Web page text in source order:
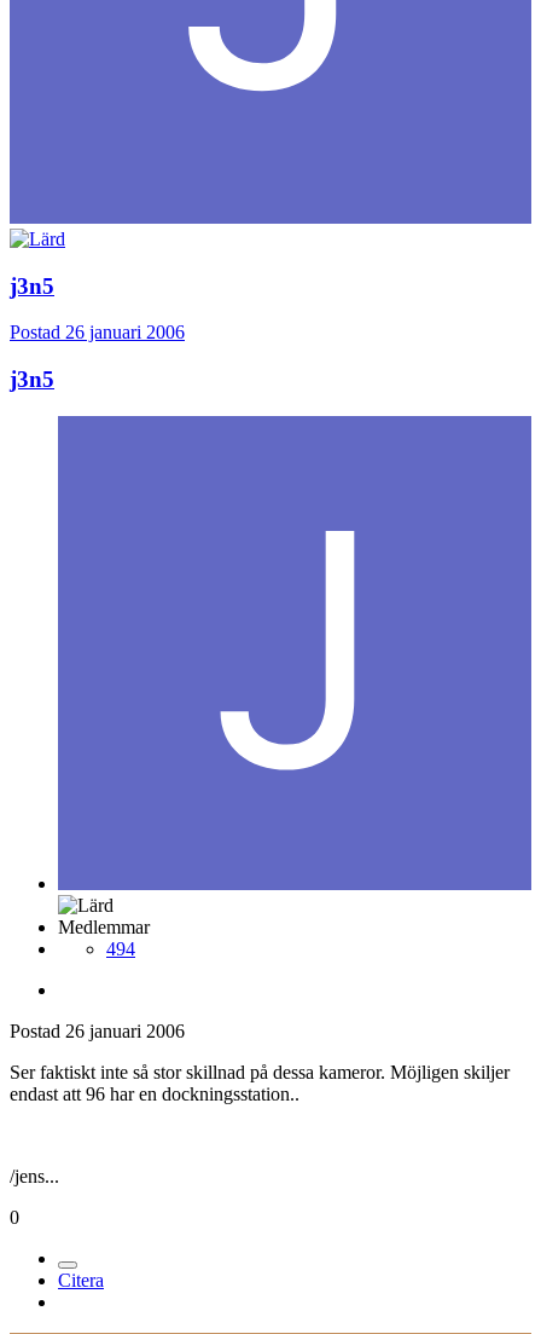
j3n5
Postad 26 januari 2006
j3n5
Medlemmar
494
Postad 26 januari 2006
Ser faktiskt inte så stor skillnad på dessa kameror. Möjligen skiljer
endast att 96 har en dockningsstation..
/jens...
0
Citera